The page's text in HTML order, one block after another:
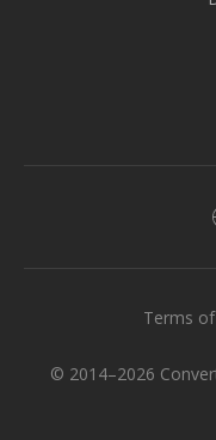
© 2014–2026
Terms